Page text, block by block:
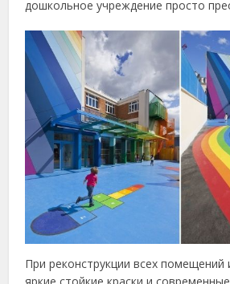
дошкольное учреждение просто
При реконструкции всех помещений